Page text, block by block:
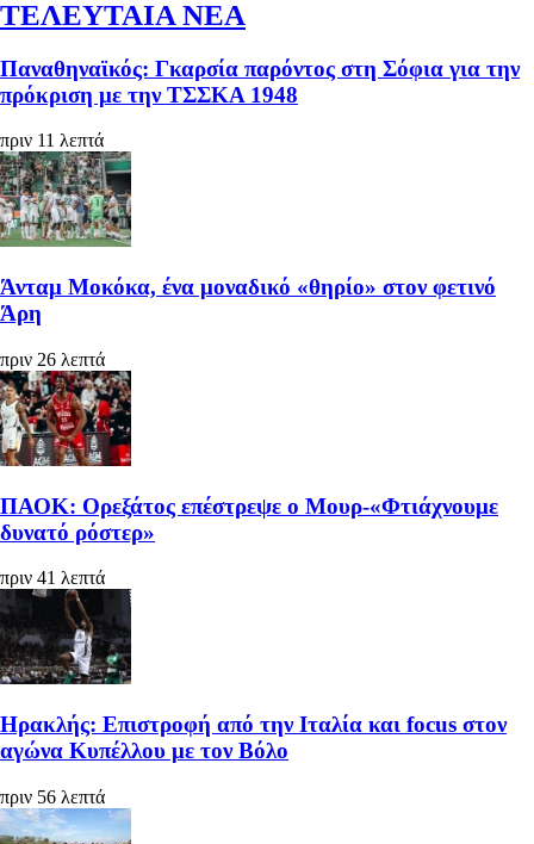
ΤΕΛΕΥΤΑΙΑ ΝΕΑ
Παναθηναϊκός: Γκαρσία παρόντος στη Σόφια για την
πρόκριση με την ΤΣΣΚΑ 1948
πριν 11 λεπτά
Άνταμ Μοκόκα, ένα μοναδικό «θηρίο» στον φετινό
Άρη
πριν 26 λεπτά
ΠΑΟΚ: Ορεξάτος επέστρεψε ο Μουρ-«Φτιάχνουμε
δυνατό ρόστερ»
πριν 41 λεπτά
Ηρακλής: Επιστροφή από την Ιταλία και focus στον
αγώνα Κυπέλλου με τον Βόλο
πριν 56 λεπτά